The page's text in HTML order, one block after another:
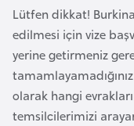
Lütfen dikkat!
edilmesi için vize
yerine getirmeniz
olarak hangi
temsilcilerimizi
s
n
a
H
e
r